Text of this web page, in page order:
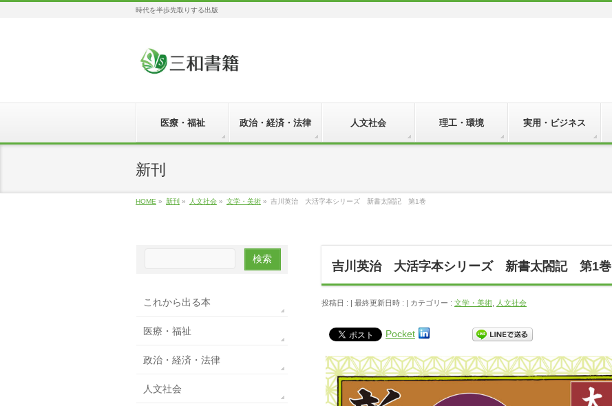
時代を半歩先取りする出版
医療・福祉 政治・経済・法律 人文社会 理工・環境 実用・ビジネス
新刊
HOME » 新刊 » 人文社会 » 文学・美術 » 吉川英治 大活字本シリーズ 新書太閤記 第1巻
吉川英治 大活字本シリーズ 新書太閤記 第1巻
投稿日 : 最終更新日時 : カテゴリー : 文学・美術 人文社会
Pocket
これから出る本
医療・福祉
政治・経済・法律
人文社会